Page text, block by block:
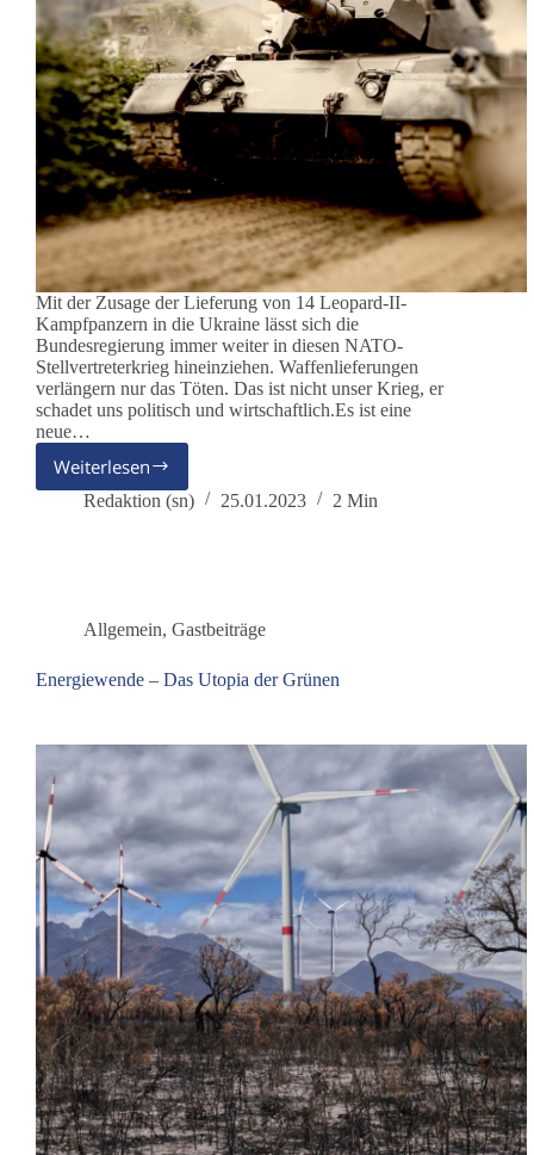
Mit der Zusage der Lieferung von 14 Leopard-II-
Kampfpanzern in die Ukraine lässt sich die
Bundesregierung immer weiter in diesen NATO-
Stellvertreterkrieg hineinziehen. Waffenlieferungen
verlängern nur das Töten. Das ist nicht unser Krieg, er
schadet uns politisch und wirtschaftlich.Es ist eine
neue…
Weiterlesen
Die
Kriegstreiber
nicht
im
Interesse
der
Redaktion (sn) 25.01.2023 2 Min
Allgemein, Gastbeiträge
Energiewende – Das Utopia der Grünen